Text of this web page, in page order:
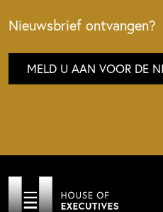
Nieuwsbrief ontvangen?
MELD U AAN VOOR DE